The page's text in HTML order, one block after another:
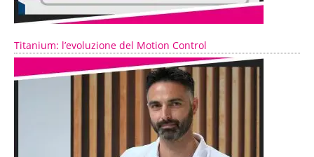
Titanium: l’evoluzione del Motion Control